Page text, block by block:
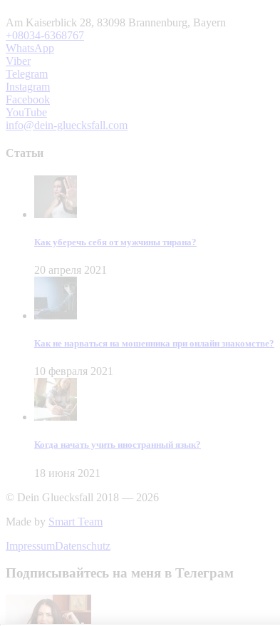
Am Kaiserblick 28, 83098 Brannenburg, Bayern
+08034-6368767
WhatsApp
Viber
Telegram
Instagram
Facebook
YouTube
info@dein-gluecksfall.com
Статьи
Как уберечь себя от мужчины тирана?
20 апреля 2021
Как не нарваться на мошенника при онлайн знакомстве?
10 февраля 2021
Когда начать учить иностранный язык?
18 июня 2021
© Dein Gluecksfall 2018 — 2026
Made by Smart Team
ImpressumDatenschutz
Подписывайтесь на меня в Телеграм